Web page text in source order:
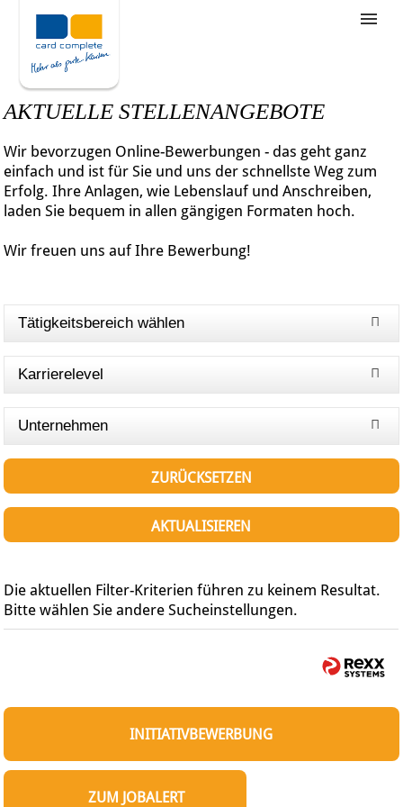
Stellenangebote
Unternehmensziele
Wie bewerbe ich mich
AKTUELLE STELLENANGEBOTE
Wir bevorzugen Online-Bewerbungen - das geht ganz
einfach und ist für Sie und uns der schnellste Weg zum
Erfolg. Ihre Anlagen, wie Lebenslauf und Anschreiben,
laden Sie bequem in allen gängigen Formaten hoch.
Wir freuen uns auf Ihre Bewerbung!
Tätigkeitsbereich wählen
Karrierelevel
Unternehmen
ZURÜCKSETZEN
AKTUALISIEREN
Die aktuellen Filter-Kriterien führen zu keinem Resultat.
Bitte wählen Sie andere Sucheinstellungen.
INITIATIVBEWERBUNG
ZUM JOBALERT